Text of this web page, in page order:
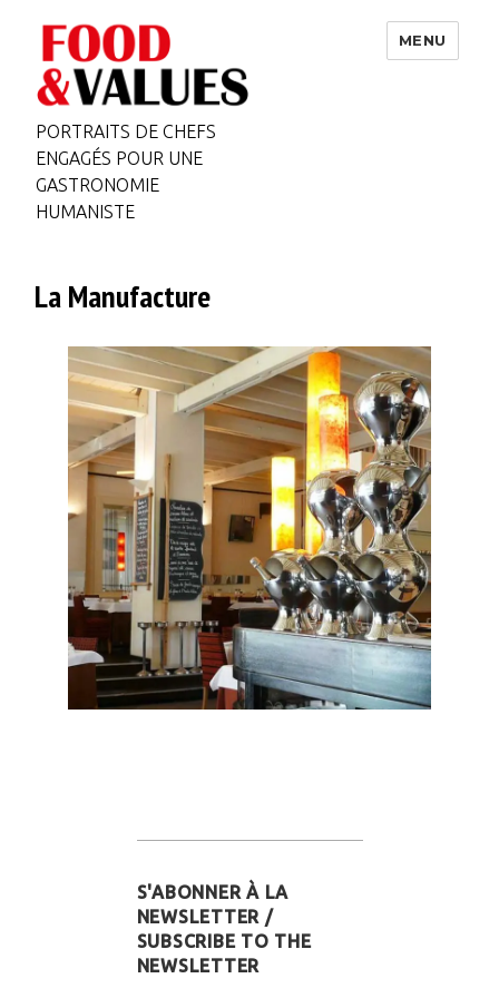
PORTRAITS DE CHEFS
ENGAGÉS POUR UNE
GASTRONOMIE
HUMANISTE
MENU
La Manufacture
S'ABONNER À LA
NEWSLETTER /
SUBSCRIBE TO THE
NEWSLETTER